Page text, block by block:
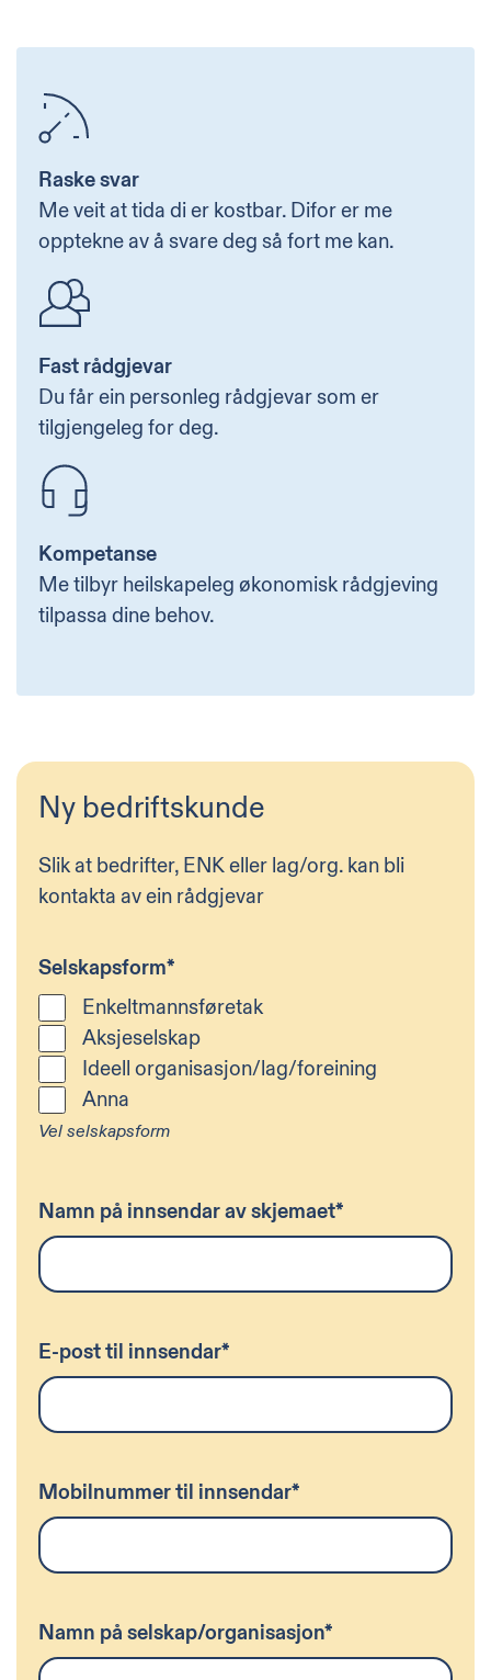
Raske svar
Me veit at tida di er kostbar. Difor er me
opptekne av å svare deg så fort me kan.
Fast rådgjevar
Du får ein personleg rådgjevar som er
tilgjengeleg for deg.
Kompetanse
Me tilbyr heilskapeleg økonomisk rådgjeving
tilpassa dine behov.
Ny bedriftskunde
Slik at bedrifter, ENK eller lag/org. kan bli
kontakta av ein rådgjevar
Selskapsform*
Enkeltmannsføretak
Aksjeselskap
Ideell organisasjon/lag/foreining
Anna
Vel selskapsform
Namn på innsendar av skjemaet*
E-post til innsendar*
Mobilnummer til innsendar*
Namn på selskap/organisasjon*